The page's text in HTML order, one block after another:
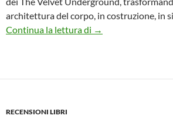
architettura del corpo, in costruzione, in
Continua la lettura di ROMEO GIGLI
→
RECENSIONI LIBRI